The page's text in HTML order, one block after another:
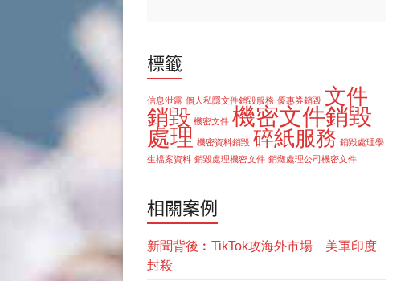
標籤
信息泄露 個人私隱文件銷毀服務 優惠券銷毀 文件
銷毀 機密文件 機密文件銷毀
處理 機密資料銷毀 碎紙服務 銷毀處理學
生檔案資料 銷毀處理機密文件 銷燬處理公司機密文件
相關案例
新聞背後︰TikTok攻海外市場 美軍印度
封殺